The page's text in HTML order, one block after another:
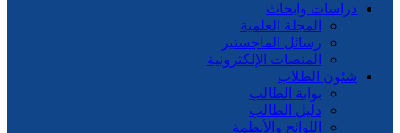
دراسات وابحاث
المجلة العلمية
رسائل الماجستير
المنصات الإلكترونية
شئون الطلاب
بوابة الطالب
دليل الطالب
اللوائح والأنظمة